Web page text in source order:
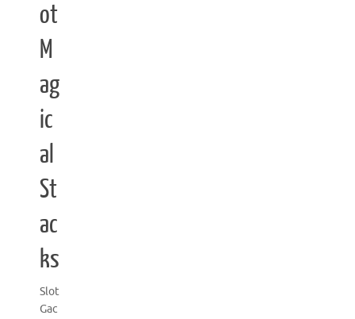
ot
M
ag
ic
al
St
ac
ks
Slot
Gac